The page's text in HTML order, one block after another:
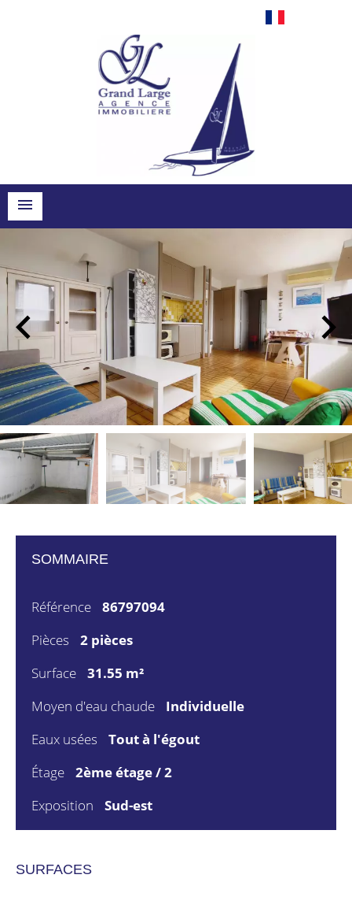
SOMMAIRE
Référence
86797094
Pièces
2 pièces
Surface
31.55 m²
Moyen d'eau chaude
Individuelle
Eaux usées
Tout à l'égout
Étage
2ème étage / 2
Exposition
Sud-est
SURFACES